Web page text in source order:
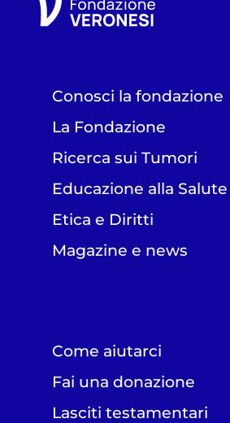
Conosci la fondazione
La Fondazione
Ricerca sui Tumori
Educazione alla Salute
Etica e Diritti
Magazine e news
Come aiutarci
Fai una donazione
Lasciti testamentari